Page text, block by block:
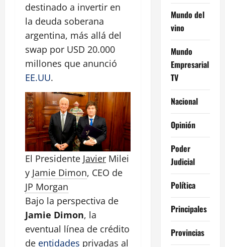
destinado a invertir en
la deuda soberana
argentina, más allá del
swap por USD 20.000
millones que anunció
EE.UU.
El Presidente Javier Milei
y Jamie Dimon, CEO de
JP Morgan
Bajo la perspectiva de
Jamie Dimon, la
eventual línea de crédito
de entidades privadas al
Mundo del
vino
Mundo
Empresarial
TV
Nacional
Opinión
Poder
Judicial
Política
Principales
Provincias